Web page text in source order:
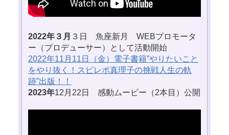
2022年３月 ３日 魚座新月 WEBプロモータ
ー（プロデューサー）として活動開始
2022年11月11日（金）電子書籍”やりたいこと
をやり抜く！スピレポ真理子の挑戦人生の軌
跡”出版！！
2023年12月22日 感動ムービー（2本目）公開